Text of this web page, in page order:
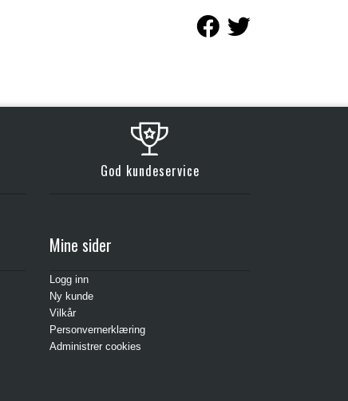
God kundeservice
Mine sider
Logg inn
Ny kunde
Vilkår
Personvernerklæring
Administrer cookies